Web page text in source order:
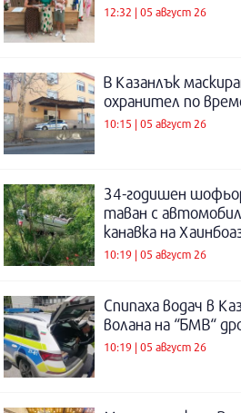
12:32 | 05 август 26
В Казанлък
охранител по
10:15 | 05 август 26
34-годишен
таван с
канавка на
10:19 | 05 август 26
Спипаха водач в
волана на “БМВ“
10:19 | 05 август 26